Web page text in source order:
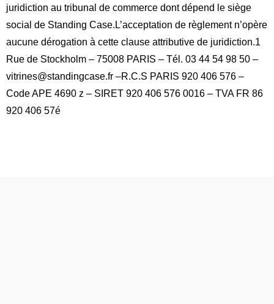
juridiction au tribunal de commerce dont dépend le siège
social de Standing Case. L’acceptation de règlement n’opère
aucune dérogation à cette clause attributive de juridiction.1
Rue de Stockholm – 75008 PARIS – Tél. 03 44 54 98 50 –
vitrines@standingcase.fr –R.C.S PARIS 920 406 576 –
Code APE 4690 z – SIRET 920 406 576 0016 – TVA FR 86
920 406 57é